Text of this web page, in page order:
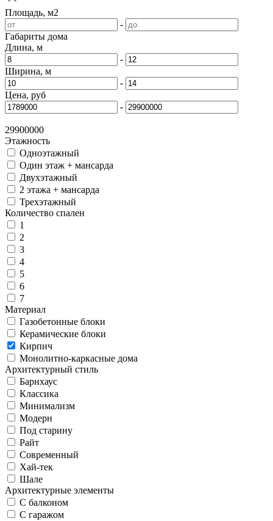
Площадь, м2
-
Габариты дома
Длина, м
-
Ширина, м
-
Цена, руб
-
29900000
Этажность
Одноэтажный
Один этаж + мансарда
Двухэтажный
2 этажа + мансарда
Трехэтажный
Количество спален
1
2
3
4
5
6
7
Материал
Газобетонные блоки
Керамические блоки
Кирпич
Монолитно-каркасные дома
Архитектурный стиль
Барнхаус
Классика
Минимализм
Модерн
Под старину
Райт
Современный
Хай-тек
Шале
Архитектурные элементы
С балконом
С гаражом